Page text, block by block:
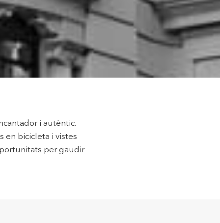
i autèntic.
en bicicleta i vistes
per gaudir
ho
web.
servei.